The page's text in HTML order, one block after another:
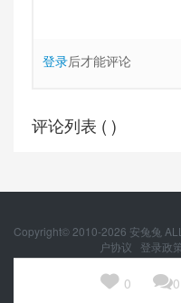
 0 0
登录后才能评论
评论列表 ( )
Copyright© 2010-2026 安兔兔
户协议
登录政
京公网